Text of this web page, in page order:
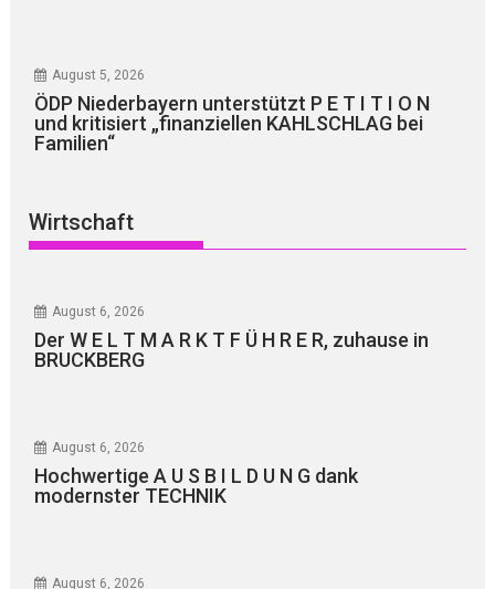
August 5, 2026
ÖDP Niederbayern unterstützt P E T I T I O N
und kritisiert „finanziellen KAHLSCHLAG bei
Familien“
Wirtschaft
August 6, 2026
Der W E L T M A R K T F Ü H R E R, zuhause in
BRUCKBERG
August 6, 2026
Hochwertige A U S B I L D U N G dank
modernster TECHNIK
August 6, 2026